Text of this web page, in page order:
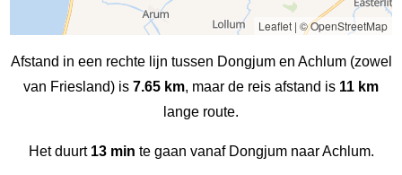
Leaflet| © OpenStreetMap
Afstand in een rechte lijn tussen Dongjum en Achlum (zowel
van Friesland) is 7.65 km, maar de reis afstand is 11 km
lange route.
Het duurt 13 min te gaan vanaf Dongjum naar Achlum.